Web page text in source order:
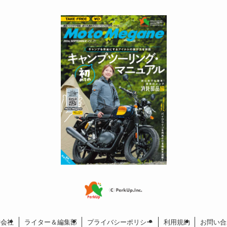
社 ライター＆編集部 プライバシーポリシー 利用規約 お問い